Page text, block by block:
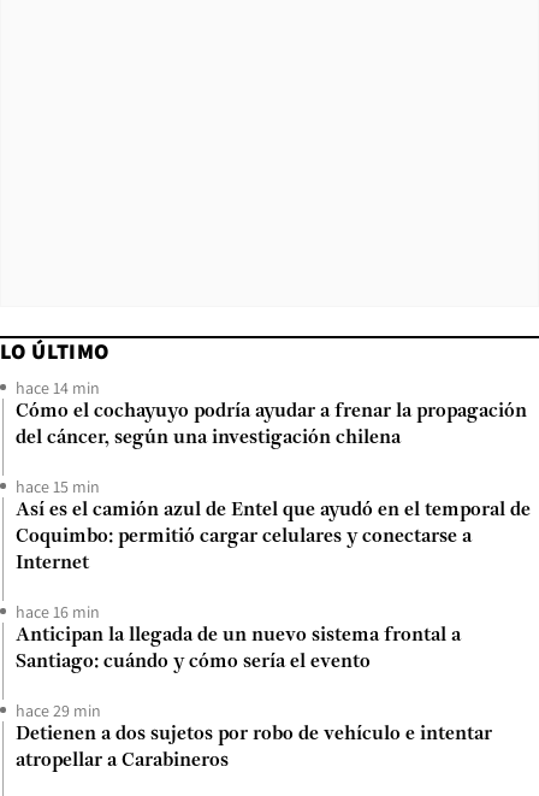
LO ÚLTIMO
hace 14 min
Cómo el cochayuyo podría ayudar a frenar la propagación
del cáncer, según una investigación chilena
hace 15 min
Así es el camión azul de Entel que ayudó en el temporal de
Coquimbo: permitió cargar celulares y conectarse a
Internet
hace 16 min
Anticipan la llegada de un nuevo sistema frontal a
Santiago: cuándo y cómo sería el evento
hace 29 min
Detienen a dos sujetos por robo de vehículo e intentar
atropellar a Carabineros